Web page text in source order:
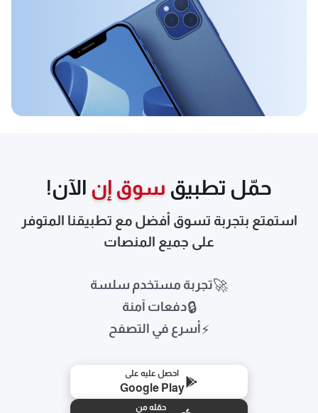
حمّل تطبيق سوق إن الآن!
استمتع بتجربة تسوق أفضل مع تطبيقنا المتوفر
على جميع المنصات
🚀تجربة مستخدم سلسة
🔒دفعات آمنة
⚡أسرع في التصفح
احصل عليه على
Google Play
حمّله من